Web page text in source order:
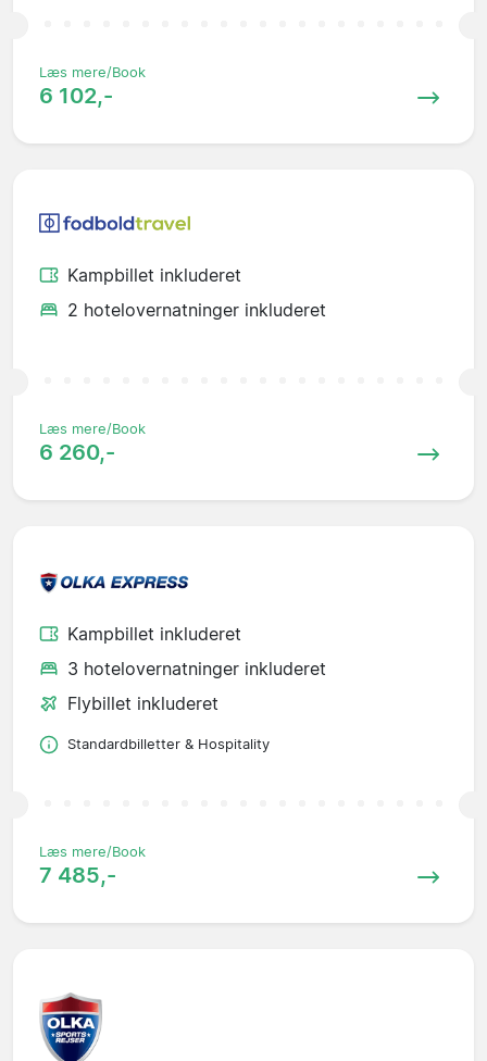
Læs mere/Book
6 102,-
Kampbillet inkluderet
2 hotelovernatninger inkluderet
Læs mere/Book
6 260,-
Kampbillet inkluderet
3 hotelovernatninger inkluderet
Flybillet inkluderet
Standardbilletter & Hospitality
Læs mere/Book
7 485,-